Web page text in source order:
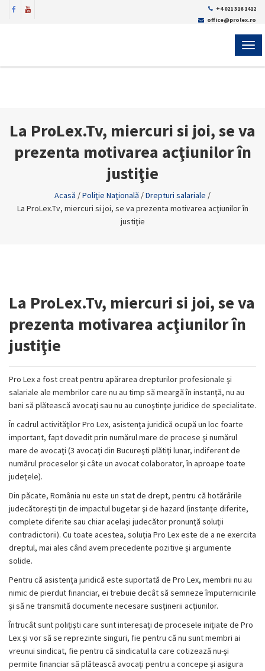
+4 021 316 1412
office@prolex.ro
La ProLex.Tv, miercuri si joi, se va
prezenta motivarea acţiunilor în
justiţie
Acasă /Poliţie Naţională /Drepturi salariale /
La ProLex.Tv, miercuri si joi, se va prezenta motivarea acţiunilor în
justiţie
La ProLex.Tv, miercuri si joi, se va
prezenta motivarea acţiunilor în
justiţie
Pro Lex a fost creat pentru apărarea drepturilor profesionale şi
salariale ale membrilor care nu au timp să meargă în instanţă, nu au
bani să plătească avocaţi sau nu au cunoştinţe juridice de specialitate.
În cadrul activităţilor Pro Lex, asistenţa juridică ocupă un loc foarte
important, fapt dovedit prin numărul mare de procese şi numărul
mare de avocaţi (3 avocaţi din Bucureşti plătiţi lunar, indiferent de
numărul proceselor şi câte un avocat colaborator, în aproape toate
judeţele).
Din păcate, România nu este un stat de drept, pentru că hotărârile
judecătoreşti ţin de impactul bugetar şi de hazard (instanţe diferite,
complete diferite sau chiar acelaşi judecător pronunţă soluţii
contradictorii). Cu toate acestea, soluţia Pro Lex este de a ne exercita
dreptul, mai ales când avem precedente pozitive şi argumente
solide.
Pentru că asistenţa juridică este suportată de Pro Lex, membrii nu au
nimic de pierdut financiar, ei trebuie decât să semneze împuternicirile
şi să ne transmită documente necesare susţinerii acţiunilor.
Întrucât sunt poliţişti care sunt interesaţi de procesele iniţiate de Pro
Lex şi vor să se reprezinte singuri, fie pentru că nu sunt membri ai
vreunui sindicat, fie pentru că sindicatul la care cotizează nu-şi
permite financiar să plătească avocaţi pentru a concepe şi asigura